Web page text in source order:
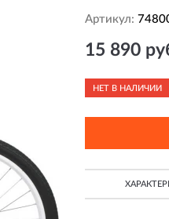
Артикул:
15 890
НЕТ В НАЛИЧИИ